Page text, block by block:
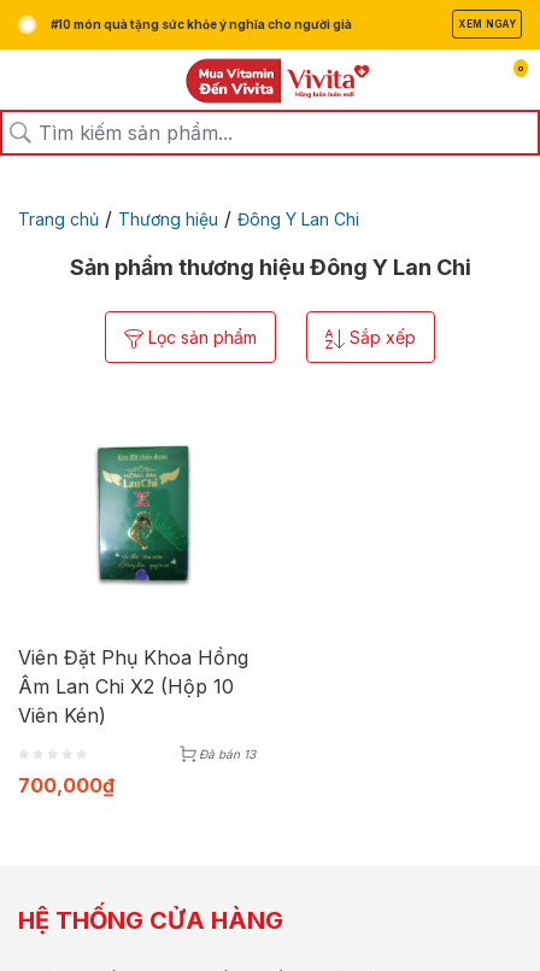
#10 món quà tặng sức khỏe ý nghĩa cho người già XEM NGAY
0
Trang chủ / Thương hiệu / Đông Y Lan Chi
Sản phẩm thương hiệu Đông Y Lan Chi
Lọc sản phẩm Sắp xếp
Viên Đặt Phụ Khoa Hồng
Âm Lan Chi X2 (Hộp 10
Viên Kén)
Đã bán 13
700,000₫
HỆ THỐNG CỬA HÀNG